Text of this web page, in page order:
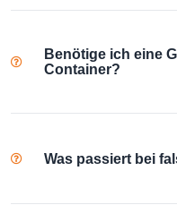
Benötige ich eine
Container?
Was passiert bei